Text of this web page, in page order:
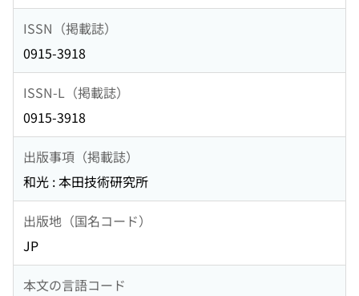
ISSN（掲載誌）
0915-3918
ISSN-L（掲載誌）
0915-3918
出版事項（掲載誌）
和光 : 本田技術研究所
出版地（国名コード）
JP
本文の言語コード